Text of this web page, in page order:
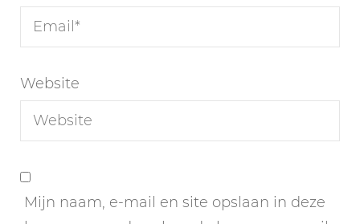
Website
Mijn naam, e-mail en site opslaan in deze